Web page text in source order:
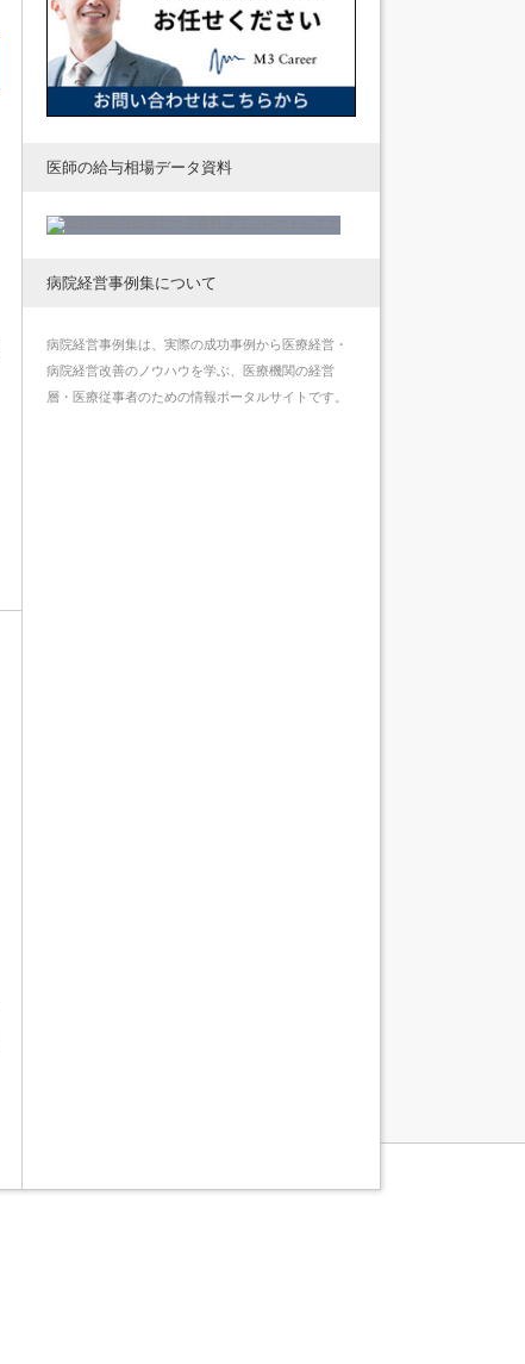
医師の給与相場データ資料
病院経営事例集について
病院経営事例集は、実際の成功事例から医療経営・
病院経営改善のノウハウを学ぶ、医療機関の経営
層・医療従事者のための情報ポータルサイトです。